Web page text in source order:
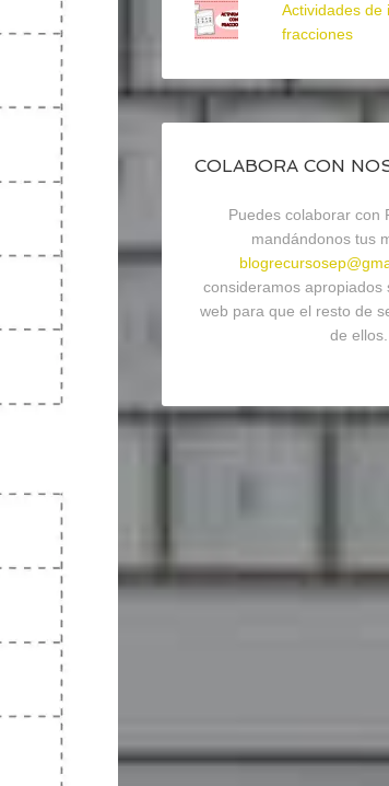
Actividades de
fracciones
COLABORA CON
Puedes colaborar con
mandándonos tus
consideramos apropiados
web para que el resto de
de ellos.